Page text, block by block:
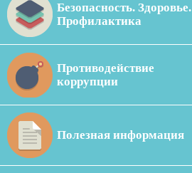
Безопасность. Здоровье.
Профилактика
Противодействие
коррупции
Полезная информация